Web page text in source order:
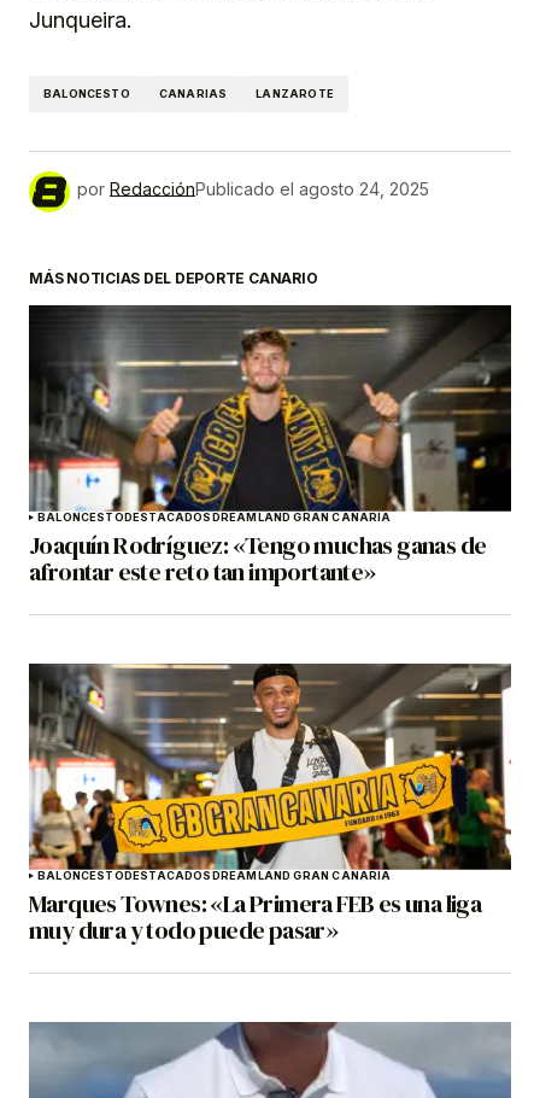
Junqueira.
BALONCESTO CANARIAS LANZAROTE
por RedacciónPublicado el agosto 24, 2025
MÁS NOTICIAS DEL DEPORTE CANARIO
BALONCESTODESTACADOSDREAMLAND GRAN CANARIA
Joaquín Rodríguez: «Tengo muchas ganas de
afrontar este reto tan importante»
BALONCESTODESTACADOSDREAMLAND GRAN CANARIA
Marques Townes: «La Primera FEB es una liga
muy dura y todo puede pasar»